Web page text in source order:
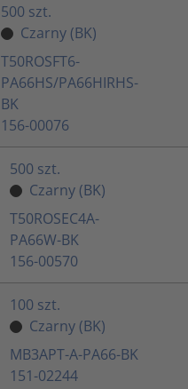
500 szt.
Czarny (BK)
T50ROSFT6-
PA66HS/PA66HIRHS-
BK
156-00076
500 szt.
Czarny (BK)
T50ROSEC4A-
PA66W-BK
156-00570
100 szt.
Czarny (BK)
MB3APT-A-PA66-BK
151-02244